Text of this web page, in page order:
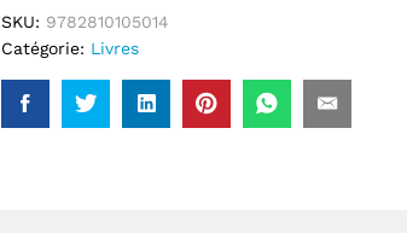
SKU: 9782810105014
Catégorie: Livres